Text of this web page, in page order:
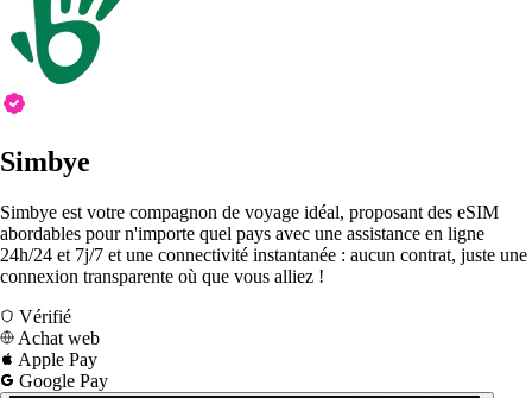
Simbye
Simbye est votre compagnon de voyage idéal, proposant des eSIM
abordables pour n'importe quel pays avec une assistance en ligne
24h/24 et 7j/7 et une connectivité instantanée : aucun contrat, juste une
connexion transparente où que vous alliez !
Vérifié
Achat web
Apple Pay
Google Pay